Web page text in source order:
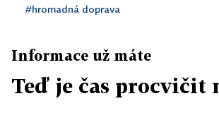
#hromadná doprava
Informace už máte
Teď je čas procvičit